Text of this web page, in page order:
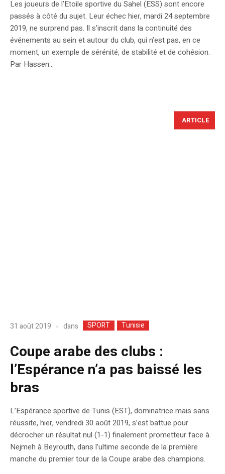
Les joueurs de l’Etoile sportive du Sahel (ESS) sont encore
passés à côté du sujet. Leur échec hier, mardi 24 septembre
2019, ne surprend pas. Il s’inscrit dans la continuité des
événements au sein et autour du club, qui n’est pas, en ce
moment, un exemple de sérénité, de stabilité et de cohésion.
Par Hassen...
ARTICLE
31 août 2019 dans SPORT Tunisie
Coupe arabe des clubs :
l’Espérance n’a pas baissé les
bras
L’Espérance sportive de Tunis (EST), dominatrice mais sans
réussite, hier, vendredi 30 août 2019, s’est battue pour
décrocher un résultat nul (1-1) finalement prometteur face à
Nejmeh à Beyrouth, dans l’ultime seconde de la première
manche du premier tour de la Coupe arabe des champions.